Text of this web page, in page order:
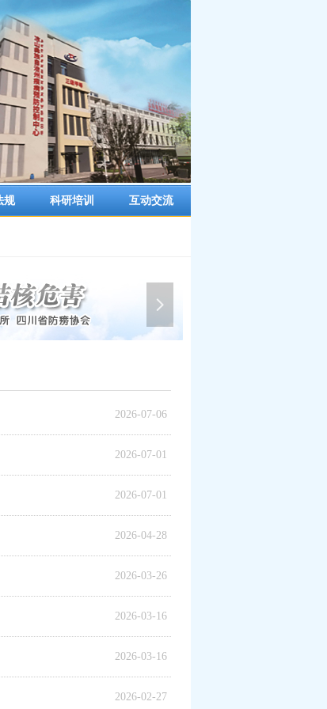
规 科研培训 互动交流
넲
2026-07-06
2026-07-01
2026-07-01
2026-04-28
2026-03-26
2026-03-16
2026-03-16
2026-02-27